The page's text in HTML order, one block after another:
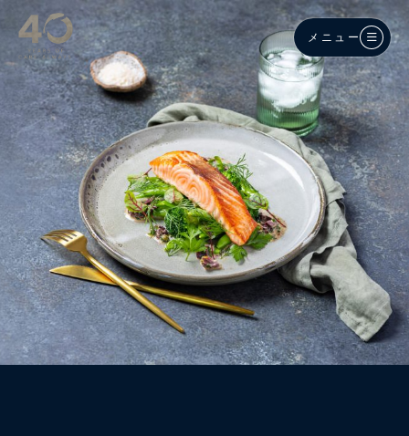
メインコンテンツへスキップ
メニュー